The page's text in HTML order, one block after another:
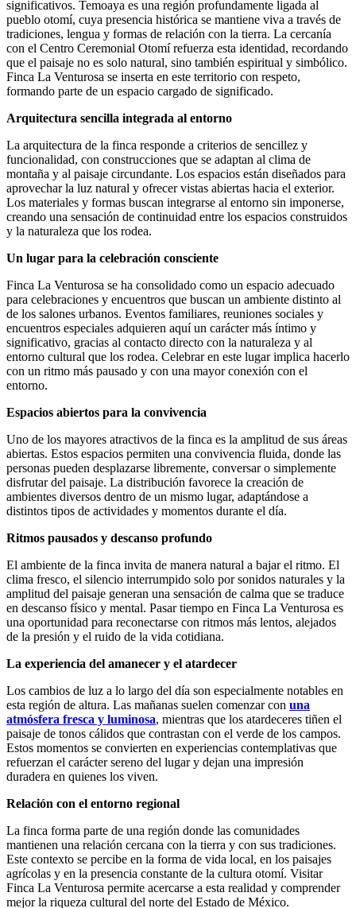
significativos. Temoaya es una región profundamente ligada al
pueblo otomí, cuya presencia histórica se mantiene viva a través de
tradiciones, lengua y formas de relación con la tierra. La cercanía
con el Centro Ceremonial Otomí refuerza esta identidad, recordando
que el paisaje no es solo natural, sino también espiritual y simbólico.
Finca La Venturosa se inserta en este territorio con respeto,
formando parte de un espacio cargado de significado.
Arquitectura sencilla integrada al entorno
La arquitectura de la finca responde a criterios de sencillez y
funcionalidad, con construcciones que se adaptan al clima de
montaña y al paisaje circundante. Los espacios están diseñados para
aprovechar la luz natural y ofrecer vistas abiertas hacia el exterior.
Los materiales y formas buscan integrarse al entorno sin imponerse,
creando una sensación de continuidad entre los espacios construidos
y la naturaleza que los rodea.
Un lugar para la celebración consciente
Finca La Venturosa se ha consolidado como un espacio adecuado
para celebraciones y encuentros que buscan un ambiente distinto al
de los salones urbanos. Eventos familiares, reuniones sociales y
encuentros especiales adquieren aquí un carácter más íntimo y
significativo, gracias al contacto directo con la naturaleza y al
entorno cultural que los rodea. Celebrar en este lugar implica hacerlo
con un ritmo más pausado y con una mayor conexión con el
entorno.
Espacios abiertos para la convivencia
Uno de los mayores atractivos de la finca es la amplitud de sus áreas
abiertas. Estos espacios permiten una convivencia fluida, donde las
personas pueden desplazarse libremente, conversar o simplemente
disfrutar del paisaje. La distribución favorece la creación de
ambientes diversos dentro de un mismo lugar, adaptándose a
distintos tipos de actividades y momentos durante el día.
Ritmos pausados y descanso profundo
El ambiente de la finca invita de manera natural a bajar el ritmo. El
clima fresco, el silencio interrumpido solo por sonidos naturales y la
amplitud del paisaje generan una sensación de calma que se traduce
en descanso físico y mental. Pasar tiempo en Finca La Venturosa es
una oportunidad para reconectarse con ritmos más lentos, alejados
de la presión y el ruido de la vida cotidiana.
La experiencia del amanecer y el atardecer
Los cambios de luz a lo largo del día son especialmente notables en
esta región de altura. Las mañanas suelen comenzar con una
atmósfera fresca y luminosa, mientras que los atardeceres tiñen el
paisaje de tonos cálidos que contrastan con el verde de los campos.
Estos momentos se convierten en experiencias contemplativas que
refuerzan el carácter sereno del lugar y dejan una impresión
duradera en quienes los viven.
Relación con el entorno regional
La finca forma parte de una región donde las comunidades
mantienen una relación cercana con la tierra y con sus tradiciones.
Este contexto se percibe en la forma de vida local, en los paisajes
agrícolas y en la presencia constante de la cultura otomí. Visitar
Finca La Venturosa permite acercarse a esta realidad y comprender
mejor la riqueza cultural del norte del Estado de México.